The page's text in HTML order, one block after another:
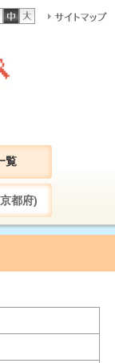
覧
都府)